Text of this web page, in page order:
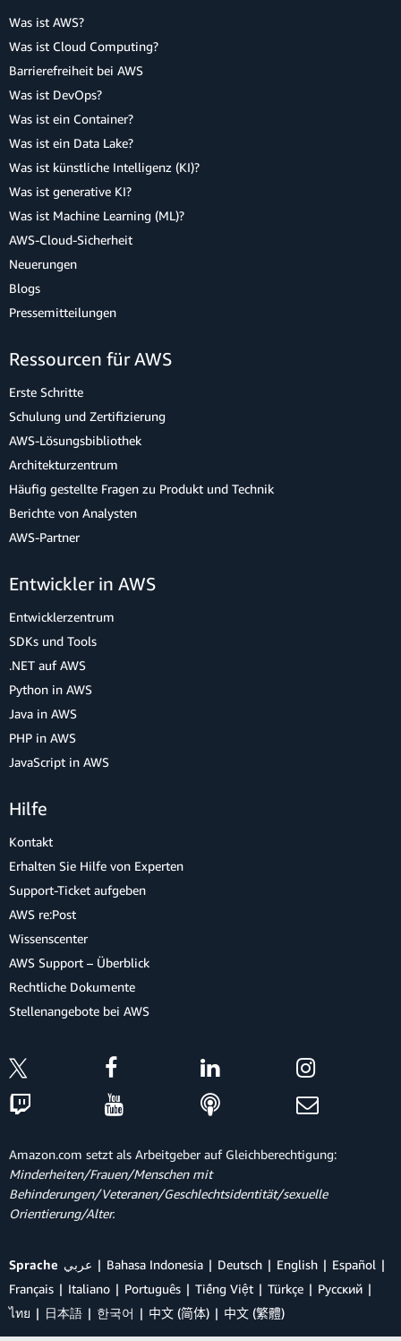
Was ist AWS?
Was ist Cloud Computing?
Barrierefreiheit bei AWS
Was ist DevOps?
Was ist ein Container?
Was ist ein Data Lake?
Was ist künstliche Intelligenz (KI)?
Was ist generative KI?
Was ist Machine Learning (ML)?
AWS-Cloud-Sicherheit
Neuerungen
Blogs
Pressemitteilungen
Ressourcen für AWS
Erste Schritte
Schulung und Zertifizierung
AWS-Lösungsbibliothek
Architekturzentrum
Häufig gestellte Fragen zu Produkt und Technik
Berichte von Analysten
AWS-Partner
Entwickler in AWS
Entwicklerzentrum
SDKs und Tools
.NET auf AWS
Python in AWS
Java in AWS
PHP in AWS
JavaScript in AWS
Hilfe
Kontakt
Erhalten Sie Hilfe von Experten
Support-Ticket aufgeben
AWS re:Post
Wissenscenter
AWS Support – Überblick
Rechtliche Dokumente
Stellenangebote bei AWS
Amazon.com setzt als Arbeitgeber auf Gleichberechtigung:
Minderheiten/Frauen/Menschen mit
Behinderungen/Veteranen/Geschlechtsidentität/sexuelle
Orientierung/Alter.
Sprache عربي Bahasa Indonesia Deutsch English
Español
Français
Italiano Português Tiếng Việt Türkçe
Ρусский
ไทย
日本語 한국어 中文 (简体) 中文 (繁體)